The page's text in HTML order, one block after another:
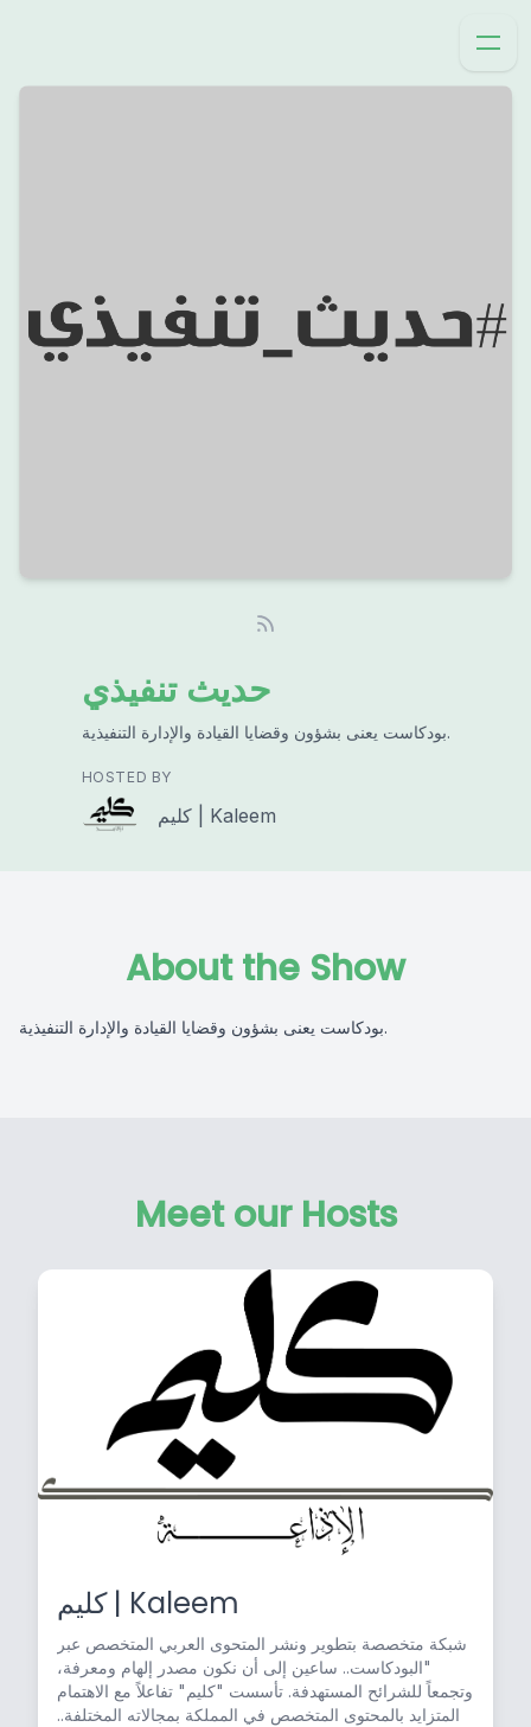
حديث تنفيذي
بودكاست يعنى بشؤون وقضايا القيادة والإدارة التنفيذية.
HOSTED BY
كليم | Kaleem
About the Show
بودكاست يعنى بشؤون وقضايا القيادة والإدارة التنفيذية.
Meet our Hosts
كليم | Kaleem
شبكة متخصصة بتطوير ونشر المتحوى العربي المتخصص عبر
"البودكاست.. ساعين إلى أن نكون مصدر إلهام ومعرفة،
وتجمعاً للشرائح المستهدفة. تأسست "كليم" تفاعلاً مع الاهتمام
المتزايد بالمحتوى المتخصص في المملكة بمجالاته المختلفة..